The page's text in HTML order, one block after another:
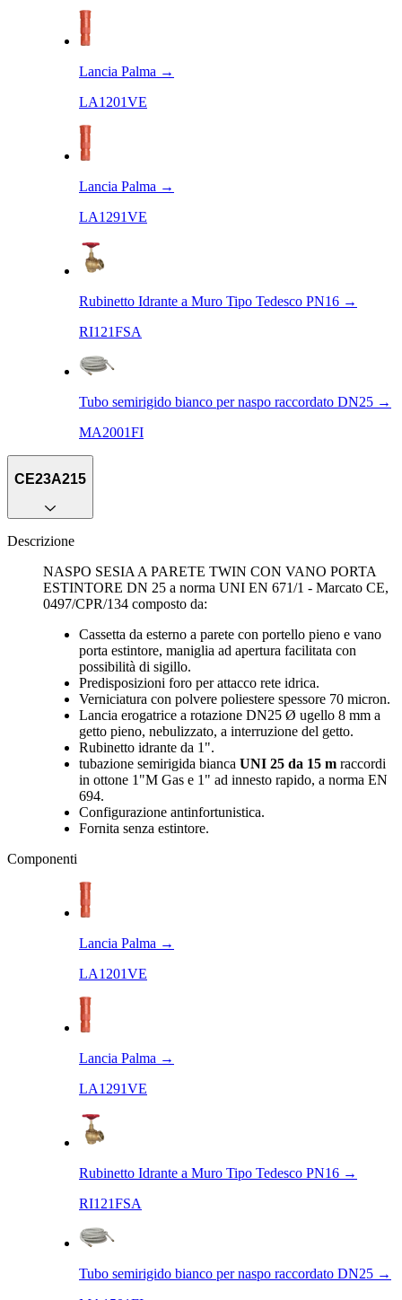
Lancia Palma →
LA1201VE
Lancia Palma →
LA1291VE
Rubinetto Idrante a Muro Tipo Tedesco PN16 →
RI121FSA
Tubo semirigido bianco per naspo raccordato DN25 →
MA2001FI
CE23A215
Descrizione
NASPO SESIA A PARETE TWIN CON VANO PORTA
ESTINTORE DN 25 a norma UNI EN 671/1 - Marcato CE,
0497/CPR/134 composto da:
Cassetta da esterno a parete con portello pieno e vano
porta estintore, maniglia ad apertura facilitata con
possibilità di sigillo.
Predisposizioni foro per attacco rete idrica.
Verniciatura con polvere poliestere spessore 70 micron.
Lancia erogatrice a rotazione DN25 Ø ugello 8 mm a
getto pieno, nebulizzato, a interruzione del getto.
Rubinetto idrante da 1".
tubazione semirigida bianca UNI 25 da 15 m raccordi
in ottone 1"M Gas e 1" ad innesto rapido, a norma EN
694.
Configurazione antinfortunistica.
Fornita senza estintore.
Componenti
Lancia Palma →
LA1201VE
Lancia Palma →
LA1291VE
Rubinetto Idrante a Muro Tipo Tedesco PN16 →
RI121FSA
Tubo semirigido bianco per naspo raccordato DN25 →